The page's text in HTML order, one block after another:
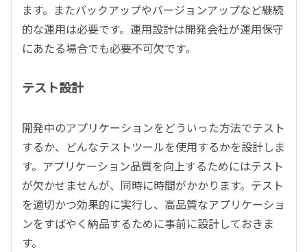
ます。またバックアップやバージョンアップなど継続
的な運用は必要です。運用設計は開発会社が運用保守
にあたる場合でも必要不可欠です。
テスト設計
開発中のアプリケーションをどういった方法でテスト
するか、どんなテストツールを使用するかを設計しま
す。アプリケーション品質を向上するためにはテスト
が欠かせませんが、同時に時間がかかります。テスト
を適切かつ効果的に実行し、高品質なアプリケーショ
ンをすばやく納品するために事前に設計しておきま
す。